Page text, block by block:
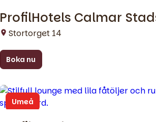
ProfilHotels Calmar
Stortorget 14
Boka nu
Umeå